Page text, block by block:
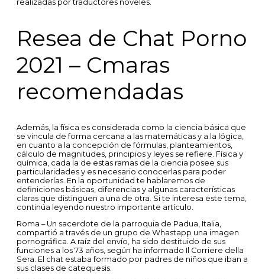
realizadas por traductores noveles.
Resea de Chat Porno
2021 – Cmaras
recomendadas
Además, la física es considerada como la ciencia básica que
se vincula de forma cercana a las matemáticas y a la lógica,
en cuanto a la concepción de fórmulas, planteamientos,
cálculo de magnitudes, principios y leyes se refiere. Física y
química, cada la de estas ramas de la ciencia posee sus
particularidades y es necesario conocerlas para poder
entenderlas. En la oportunidad te hablaremos de
definiciones básicas, diferencias y algunas características
claras que distinguen a una de otra. Si te interesa este tema,
continúa leyendo nuestro importante artículo.
Roma – Un sacerdote de la parroquia de Padua, Italia,
compartió a través de un grupo de Whastapp una imagen
pornográfica. A raíz del envío, ha sido destituido de sus
funciones a los 73 años, según ha informado Il Corriere della
Sera. El chat estaba formado por padres de niños que iban a
sus clases de catequesis.